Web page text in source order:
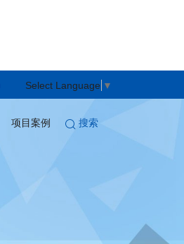
Select Language ▼
项目案例 搜索